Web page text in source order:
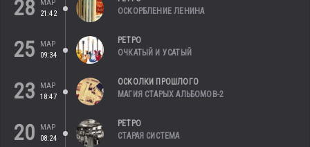
28
МАР
21:42
ОСКОРБЛЕНИЕ ЛЕНИНА
25
МАР
09:34
РЕТРО
ОЧКАТЫЙ И УСАТЫЙ
23
МАР
18:47
ОСКОЛКИ ПРОШЛОГО
МАГИЯ СТАРЫХ АЛЬБОМОВ-2
20
МАР
08:24
РЕТРО
СТАРАЯ СИСТЕМА